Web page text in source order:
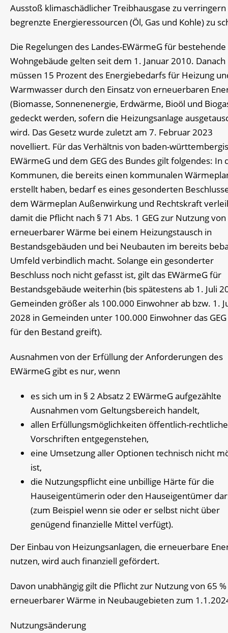
Ausstoß klimaschädlicher Treibhausgase zu
begrenzte Energieressourcen (Öl, Gas und Kohle) zu
Die Regelungen des Landes-EWärmeG für bestehende
Wohngebäude gelten seit dem 1. Januar 2010. Danach
müssen 15 Prozent des Energiebedarfs für Heizung
Warmwasser durch den Einsatz von erneuerbaren
(Biomasse, Sonnenenergie, Erdwärme, Bioöl und
gedeckt werden, sofern die Heizungsanlage
wird. Das Gesetz wurde zuletzt am 7. Februar 2023
novelliert. Für das Verhältnis von baden-
EWärmeG und dem GEG des Bundes gilt folgendes: In
Kommunen, die bereits einen kommunalen
erstellt haben, bedarf es eines gesonderten
dem Wärmeplan Außenwirkung und Rechtskraft
damit die Pflicht nach § 71 Abs. 1 GEG zur Nutzung von
erneuerbarer Wärme bei einem Heizungstausch in
Bestandsgebäuden und bei Neubauten im bereits
Umfeld verbindlich macht. Solange ein gesonderter
Beschluss noch nicht gefasst ist, gilt das EWärmeG für
Bestandsgebäude weiterhin (bis spätestens ab 1. Juli
Gemeinden größer als 100.000 Einwohner ab bzw. 1.
2028 in Gemeinden unter 100.000 Einwohner das
für den Bestand greift).
Ausnahmen von der Erfüllung der Anforderungen des
EWärmeG gibt es nur, wenn
es sich um in § 2 Absatz 2 EWärmeG aufgezählte
Ausnahmen vom Geltungsbereich handelt,
allen Erfüllungsmöglichkeiten öffentlich-rechtliche
Vorschriften entgegenstehen,
eine Umsetzung aller Optionen technisch nicht
ist,
die Nutzungspflicht eine unbillige Härte für die
Hauseigentümerin oder den Hauseigentümer
(zum Beispiel wenn sie oder er selbst nicht über
genügend finanzielle Mittel verfügt).
Der Einbau von Heizungsanlagen, die erneuerbare
nutzen, wird auch finanziell gefördert.
Davon unabhängig gilt die Pflicht zur Nutzung von 65 %
erneuerbarer Wärme in Neubaugebieten zum
Nutzungsänderung